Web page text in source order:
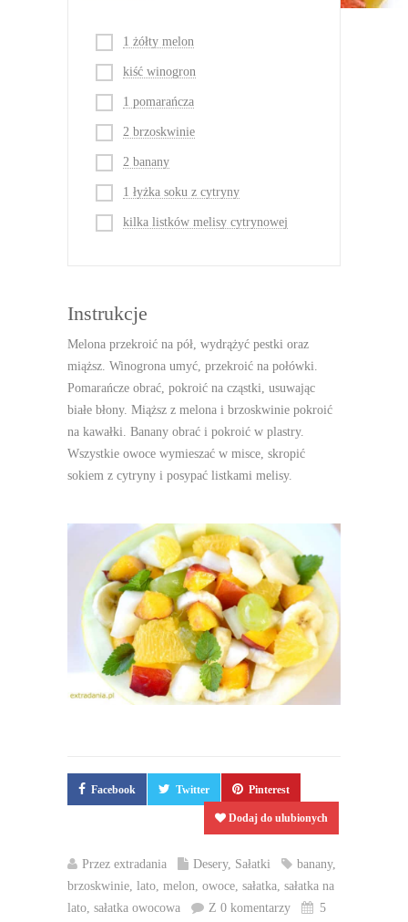
1 żółty melon
kiść winogron
1 pomarańcza
2 brzoskwinie
2 banany
1 łyżka soku z cytryny
kilka listków melisy cytrynowej
Instrukcje
Melona przekroić na pół, wydrążyć pestki oraz
miąższ. Winogrona umyć, przekroić na połówki.
Pomarańcze obrać, pokroić na cząstki, usuwając
białe błony. Miąższ z melona i brzoskwinie pokroić
na kawałki. Banany obrać i pokroić w plastry.
Wszystkie owoce wymieszać w misce, skropić
sokiem z cytryny i posypać listkami melisy.
Facebook Twitter Pinterest
Dodaj do ulubionych
Przez extradania Desery, Sałatki banany,
brzoskwinie, lato, melon, owoce, sałatka, sałatka na
lato, sałatka owocowa Z 0 komentarzy
5